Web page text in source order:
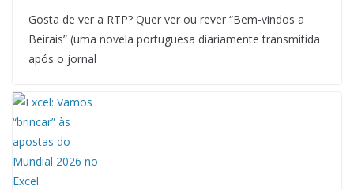
Gosta de ver a RTP? Quer ver ou rever “Bem-vindos a
Beirais” (uma novela portuguesa diariamente transmitida
após o jornal